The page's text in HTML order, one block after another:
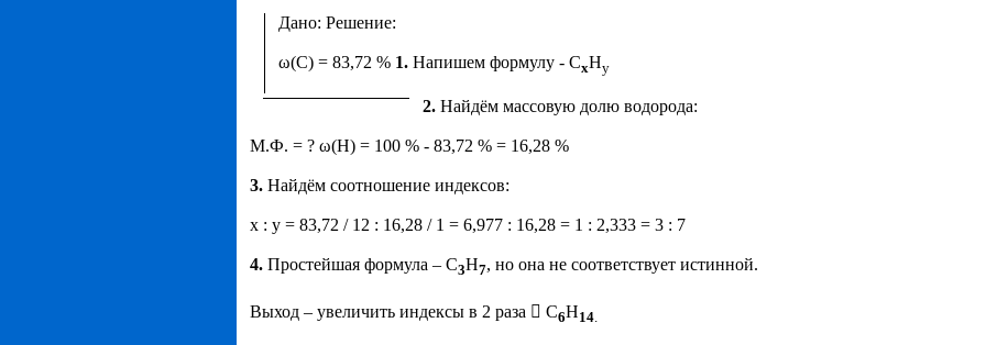
Дано: Решение:
ω(С) = 83,72 % 1. Напишем формулу - СхНу
2. Найдём массовую долю водорода:
М.Ф. = ? ω(Н) = 100 % - 83,72 % = 16,28 %
3. Найдём соотношение индексов:
х : у = 83,72 / 12 : 16,28 / 1 = 6,977 : 16,28 = 1 : 2,333 = 3 : 7
4. Простейшая формула – С3Н7, но она не соответствует истинной.
Выход – увеличить индексы в 2 раза  С6Н14.